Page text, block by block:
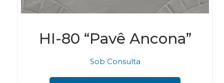
HI-80 “Pavê Ancona”
Sob Consulta